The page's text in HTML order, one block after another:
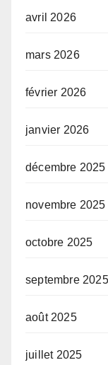
avril 2026
mars 2026
février 2026
janvier 2026
décembre 2025
novembre 2025
octobre 2025
septembre 2025
août 2025
juillet 2025